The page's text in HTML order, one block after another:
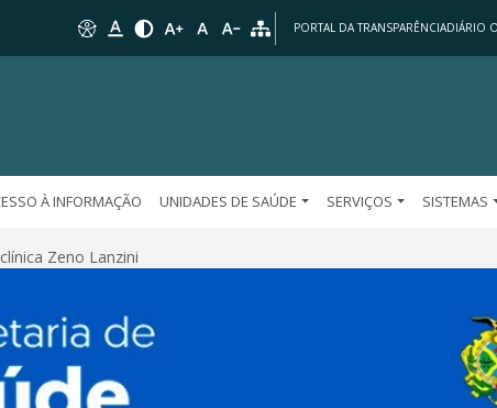
PORTAL DA TRANSPARÊNCIADIÁRIO
À INFORMAÇÃO UNIDADES DE SAÚDE SERVIÇOS SISTEMAS
Zeno Lanzini